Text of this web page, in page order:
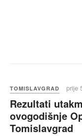
TOMISLAVGRAD prije
Rezultati
ovogodišnje
Tomislavgrad